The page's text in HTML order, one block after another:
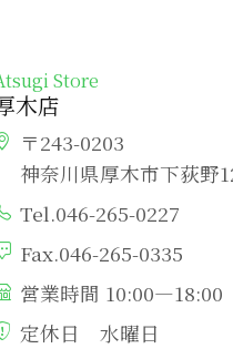
Store
木店
〒243-0203
神奈川県厚木市下荻野
Tel.046-265-0227
Fax.046-265-0335
営業時間 10:00―18:00
定休日 水曜日